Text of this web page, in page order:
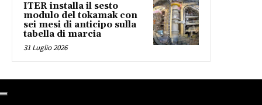
ITER installa il sesto
modulo del tokamak con
sei mesi di anticipo sulla
tabella di marcia
31 Luglio 2026